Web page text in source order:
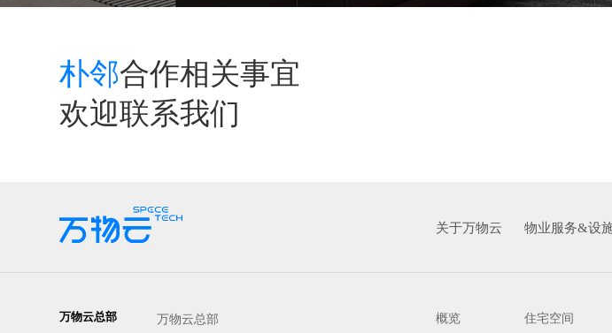
朴邻合作相关事宜
欢迎联系我们
万物云总部
万物云总部
关于万物云
概览
物业服务&设
住宅空间